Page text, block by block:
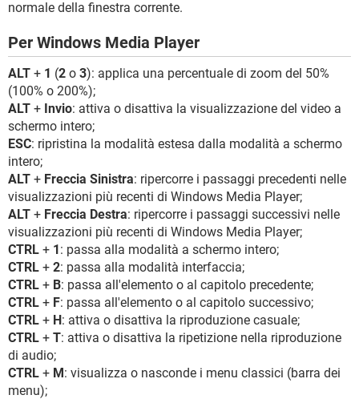
normale della finestra corrente.
Per Windows Media Player
ALT + 1 (2 o 3): applica una percentuale di zoom del 50%
(100% o 200%);
ALT + Invio: attiva o disattiva la visualizzazione del video a
schermo intero;
ESC: ripristina la modalità estesa dalla modalità a schermo
intero;
ALT + Freccia Sinistra: ripercorre i passaggi precedenti nelle
visualizzazioni più recenti di Windows Media Player;
ALT + Freccia Destra: ripercorre i passaggi successivi nelle
visualizzazioni più recenti di Windows Media Player;
CTRL + 1: passa alla modalità a schermo intero;
CTRL + 2: passa alla modalità interfaccia;
CTRL + B: passa all'elemento o al capitolo precedente;
CTRL + F: passa all'elemento o al capitolo successivo;
CTRL + H: attiva o disattiva la riproduzione casuale;
CTRL + T: attiva o disattiva la ripetizione nella riproduzione
di audio;
CTRL + M: visualizza o nasconde i menu classici (barra dei
menu);